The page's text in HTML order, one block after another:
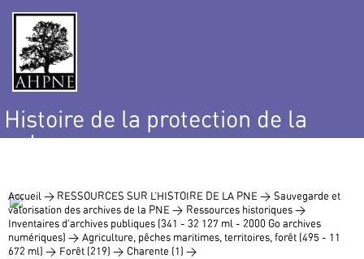
Histoire de la protection de la
nature
Accueil > RESSOURCES SUR L’HISTOIRE DE LA PNE > Sauvegarde et
valorisation des archives de la PNE > Ressources historiques >
Inventaires d’archives publiques (341 - 32 127 ml - 2000 Go archives
numériques) > Agriculture, pêches maritimes, territoires, forêt (495 - 11
672 ml) > Forêt (219) > Charente (1) >